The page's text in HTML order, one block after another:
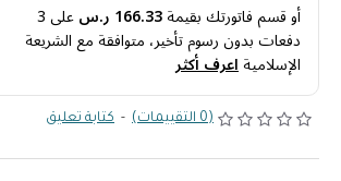
أو قسم فاتورتك بقيمة166.33 ر.س على3
دفعات بدون رسوم تأخير، متوافقة مع الشريعة
الإسلاميةاعرف أكثر
(0 التقييمات) - كتابة تعليق